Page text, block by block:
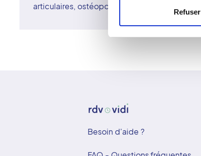
Refuser
articulaires, ostéoporose, arthrose, etc.
Besoin d'aide ?